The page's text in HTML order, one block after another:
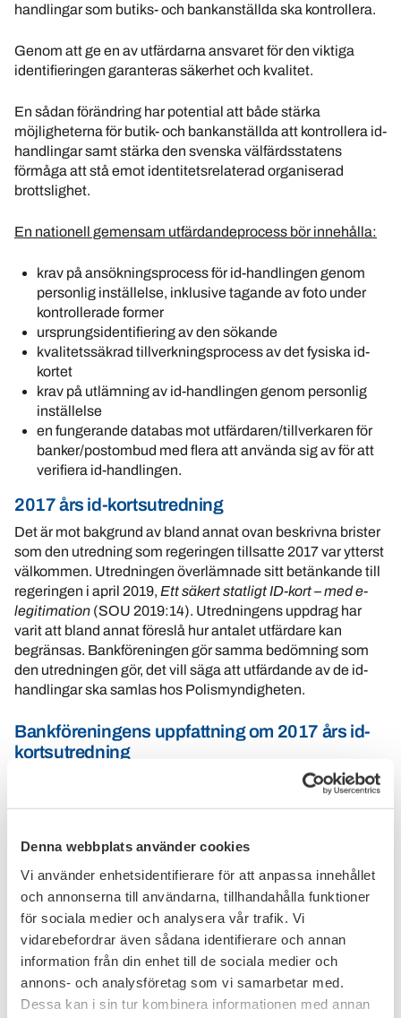
Denna webbplats använder cookies
Vi använder enhetsidentifierare för att anpassa innehållet
och annonserna till användarna, tillhandahålla funktioner
för sociala medier och analysera vår trafik. Vi
vidarebefordrar även sådana identifierare och annan
information från din enhet till de sociala medier och
annons- och analysföretag som vi samarbetar med.
Dessa kan i sin tur kombinera informationen med annan
handlingar som butiks- och bankanställda ska kontrollera.
Genom att ge en av utfärdarna ansvaret för den viktiga
identifieringen garanteras säkerhet och kvalitet.
En sådan förändring har potential att både stärka
möjligheterna för butik- och bankanställda att kontrollera id-
handlingar samt stärka den svenska välfärdsstatens
förmåga att stå emot identitetsrelaterad organiserad
brottslighet.
En nationell gemensam utfärdandeprocess bör innehålla:
krav på ansökningsprocess för id-handlingen genom
personlig inställelse, inklusive tagande av foto under
kontrollerade former
ursprungsidentifiering av den sökande
kvalitetssäkrad tillverkningsprocess av det fysiska id-
kortet
krav på utlämning av id-handlingen genom personlig
inställelse
en fungerande databas mot utfärdaren/tillverkaren för
banker/postombud med flera att använda sig av för att
verifiera id-handlingen.
2017 års id-kortsutredning
Det är mot bakgrund av bland annat ovan beskrivna brister
som den utredning som regeringen tillsatte 2017 var ytterst
välkommen. Utredningen överlämnade sitt betänkande till
regeringen i april 2019, Ett säkert statligt ID-kort – med e-
legitimation (SOU 2019:14). Utredningens uppdrag har
varit att bland annat föreslå hur antalet utfärdare kan
begränsas. Bankföreningen gör samma bedömning som
den utredningen gör, det vill säga att utfärdande av de id-
handlingar ska samlas hos Polismyndigheten.
Bankföreningens uppfattning om 2017 års id-
kortsutredning
Bankföreningen anser att utredningen är grundlig och
genomarbetad och är positiv till utredningens slutsatser
medlemmar. Bankerna är dels ägare av samhällsviktig
finansiell infrastruktur (Finansiell ID-Teknik BID AB som
äger, förvaltar och utvecklar BankID), dels arbetsgivare för
tusentals banktjänstemän på 1 400 bankkontor runt om i
landet.
Förslagen stärker utfärdandet av svenska
identitetshandlingar, konsumentskyddet, banksäkerheten
och den svenska välfärdsstatens förmåga att stå emot